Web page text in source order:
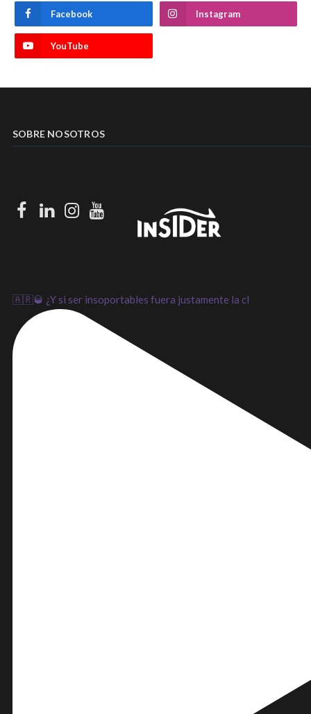
Facebook Instagram
YouTube
SOBRE NOSOTROS
Facebook
LinkedInInstagram
Youtube
🇦🇷🥃 ¿Y si ser insoportables fuera justamente la cl